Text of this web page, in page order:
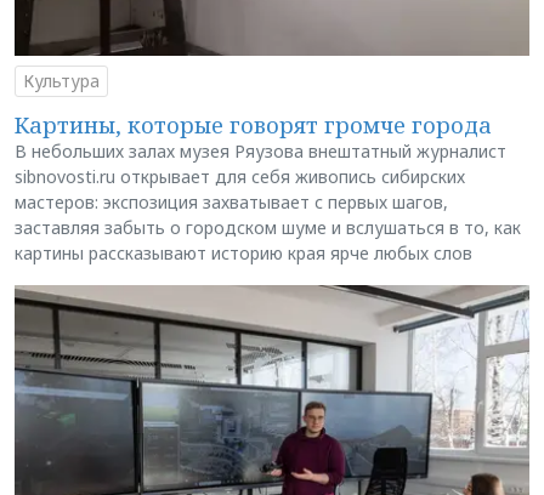
Культура
Картины, которые говорят громче города
В небольших залах музея Ряузова внештатный журналист
sibnovosti.ru открывает для себя живопись сибирских
мастеров: экспозиция захватывает с первых шагов,
заставляя забыть о городском шуме и вслушаться в то, как
картины рассказывают историю края ярче любых слов